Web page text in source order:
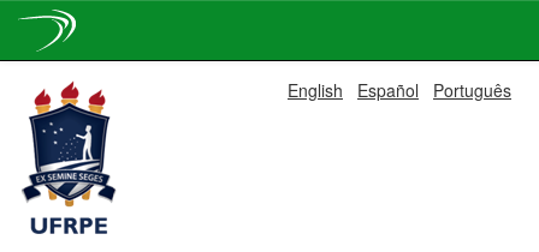
navigation
English Español Português